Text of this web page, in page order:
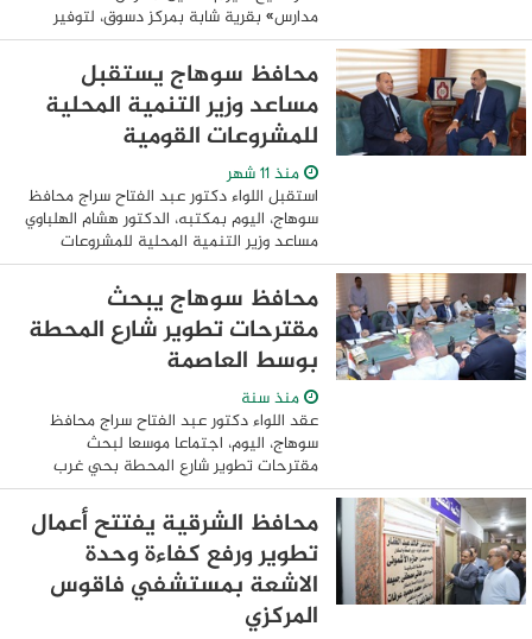
مدارس» بقرية شابة بمركز دسوق، لتوفير
المستلزمات المدرسية والسلع الغذائية
للطلاب وأسرهم بأسعار مخفضة تصل إلى
50%. جاء ...
محافظ سوهاج يستقبل
مساعد وزير التنمية المحلية
للمشروعات القومية
منذ 11 شهر
استقبل اللواء دكتور عبد الفتاح سراج محافظ
سوهاج، اليوم بمكتبه، الدكتور هشام الهلباوي
مساعد وزير التنمية المحلية للمشروعات
القومية، والدكتورة هبة عبد المنعم رئيس
قطاع التنمية البشرية والاجتماعية ...
محافظ سوهاج يبحث
مقترحات تطوير شارع المحطة
بوسط العاصمة
منذ سنة
عقد اللواء دكتور عبد الفتاح سراج محافظ
سوهاج، اليوم، اجتماعا موسعا لبحث
مقترحات تطوير شارع المحطة بحي غرب
مدينة سوهاج بما يعكس الهوية البصرية
والشكل الحضاري للمحافظة، جاء ذلك بحضور
الدكتور محمد ...
محافظ الشرقية يفتتح أعمال
تطوير ورفع كفاءة وحدة
الاشعة بمستشفي فاقوس
المركزي